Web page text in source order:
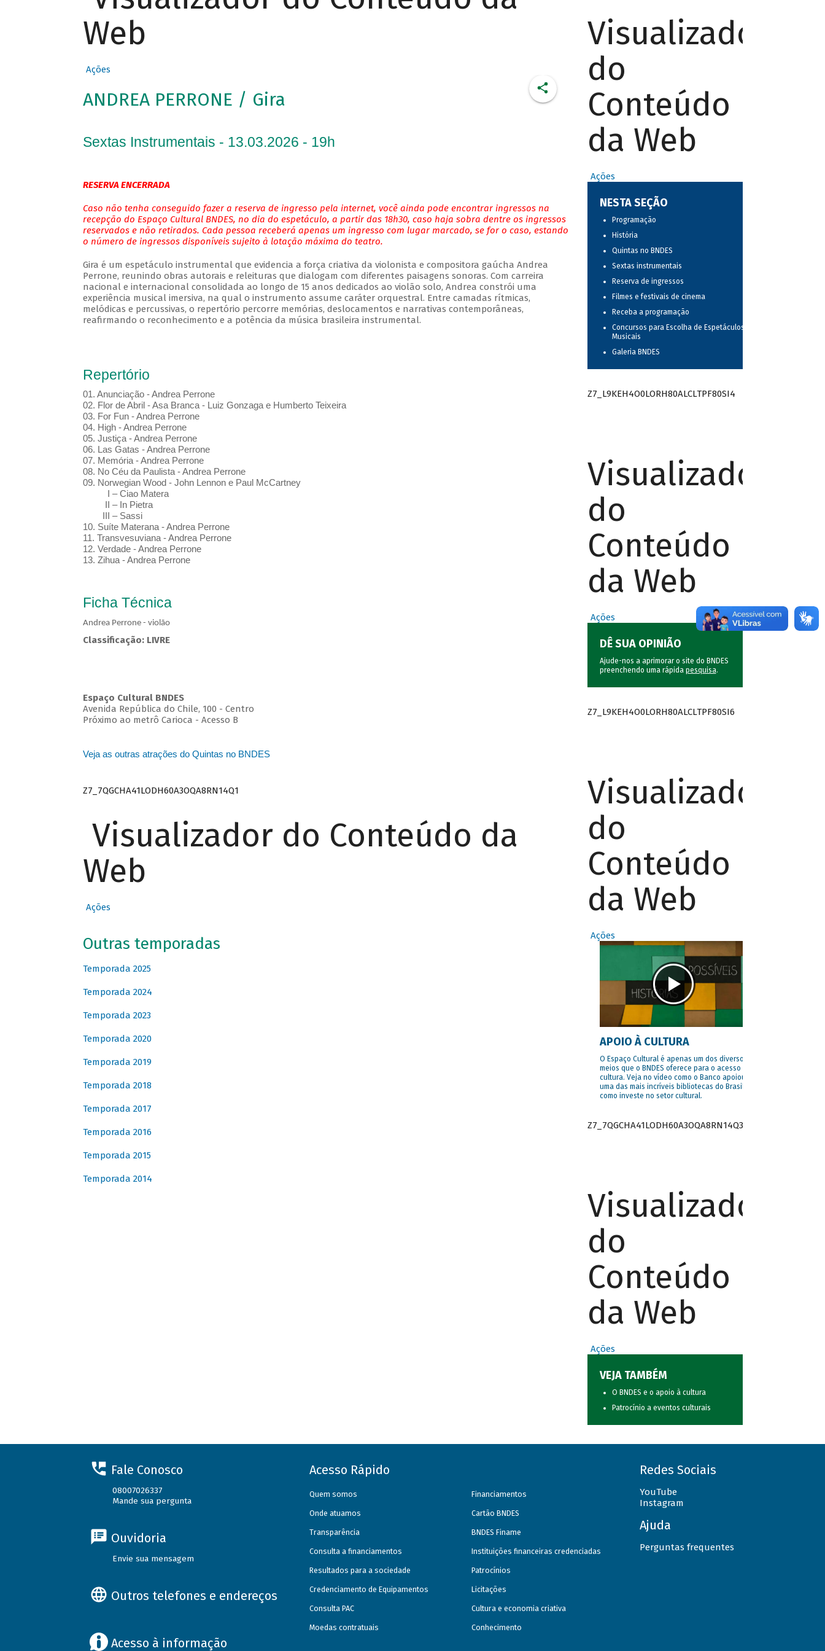
Web
Ações
ANDREA PERRONE / Gira
Sextas Instrumentais - 13.03.2026 - 19h
RESERVA ENCERRADA
Caso não tenha conseguido fazer a reserva de ingresso pela internet, você ainda pode encontrar ingressos na
recepção do Espaço Cultural BNDES, no dia do espetáculo, a partir das 18h30, caso haja sobra dentre os ingressos
reservados e não retirados. Cada pessoa receberá apenas um ingresso com lugar marcado, se for o caso, estando
o número de ingressos disponíveis sujeito à lotação máxima do teatro.
Gira é um espetáculo instrumental que evidencia a força criativa da violonista e compositora gaúcha Andrea
Perrone, reunindo obras autorais e releituras que dialogam com diferentes paisagens sonoras. Com carreira
nacional e internacional consolidada ao longo de 15 anos dedicados ao violão solo, Andrea constrói uma
experiência musical imersiva, na qual o instrumento assume caráter orquestral. Entre camadas rítmicas,
melódicas e percussivas, o repertório percorre memórias, deslocamentos e narrativas contemporâneas,
reafirmando o reconhecimento e a potência da música brasileira instrumental.
Repertório
01.⁠ ⁠Anunciação - Andrea Perrone
02.⁠ ⁠Flor de Abril - Asa Branca - Luiz Gonzaga e Humberto Teixeira
03.⁠ ⁠For Fun - Andrea Perrone
04.⁠ High - Andrea Perrone
05.⁠ ⁠Justiça - Andrea Perrone
06.⁠ Las Gatas - Andrea Perrone
07.⁠ ⁠Memória - Andrea Perrone
08.⁠ ⁠No Céu da Paulista - Andrea Perrone
09.⁠ Norwegian Wood - John Lennon e Paul McCartney
I – Ciao Matera
II – In Pietra
III – Sassi
10.⁠ ⁠Suíte Materana - Andrea Perrone
11.⁠ ⁠Transvesuviana - Andrea Perrone
12.⁠ ⁠Verdade - Andrea Perrone
13. Zihua - Andrea Perrone
Ficha Técnica
Andrea Perrone - violão
Classificação: LIVRE
Espaço Cultural BNDES
Avenida República do Chile, 100 - Centro
Próximo ao metrô Carioca - Acesso B
Veja as outras atrações do Quintas no BNDES
Z7_7QGCHA41LODH60A3OQA8RN14Q1
Visualizador do Conteúdo da
Web
Ações
Outras temporadas
Temporada 2025
Temporada 2024
Temporada 2023
Temporada 2020
Temporada 2019
Temporada 2018
Temporada 2017
Temporada 2016
Temporada 2015
Temporada 2014
Visualizador
do
Conteúdo
da Web
Ações
NESTA SEÇÃO
Programação
História
Quintas no BNDES
Sextas instrumentais
Reserva de ingressos
Filmes e festivais de cinema
Receba a programação
Concursos para Escolha de Espetáculos
Musicais
Galeria BNDES
Z7_L9KEH4O0LORH80ALCLTPF80SI4
Visualizador
do
Conteúdo
da Web
Ações
DÊ SUA OPINIÃO
Ajude-nos a aprimorar o site do BNDES
preenchendo uma rápida pesquisa.
Z7_L9KEH4O0LORH80ALCLTPF80SI6
Visualizador
do
Conteúdo
da Web
Ações
APOIO À CULTURA
O Espaço Cultural é apenas um dos diversos
meios que o BNDES oferece para o acesso à
cultura. Veja no vídeo como o Banco apoiou
uma das mais incríveis bibliotecas do Brasil e
como investe no setor cultural.
Z7_7QGCHA41LODH60A3OQA8RN14Q3
Visualizador
do
Conteúdo
da Web
Ações
VEJA TAMBÉM
O BNDES e o apoio à cultura
Patrocínio a eventos culturais
Fale Conosco
08007026337
Mande sua pergunta
Ouvidoria
Envie sua mensagem
Outros telefones e endereços
Acesso à informação
Acesso Rápido
Quem somos
Onde atuamos
Transparência
Consulta a financiamentos
Resultados para a sociedade
Credenciamento de Equipamentos
Consulta PAC
Moedas contratuais
Financiamentos
Cartão BNDES
BNDES Finame
Instituições financeiras credenciadas
Patrocínios
Licitações
Cultura e economia criativa
Conhecimento
Redes Sociais
YouTube
Instagram
Ajuda
Perguntas frequentes